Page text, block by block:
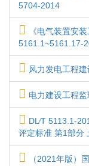
5704-2014
《电气装置安
5161.1~5161.17-
风力发电工程
电力建设工程
DL∕T 5113.1-
评定标准 第1部分
（2021年版）